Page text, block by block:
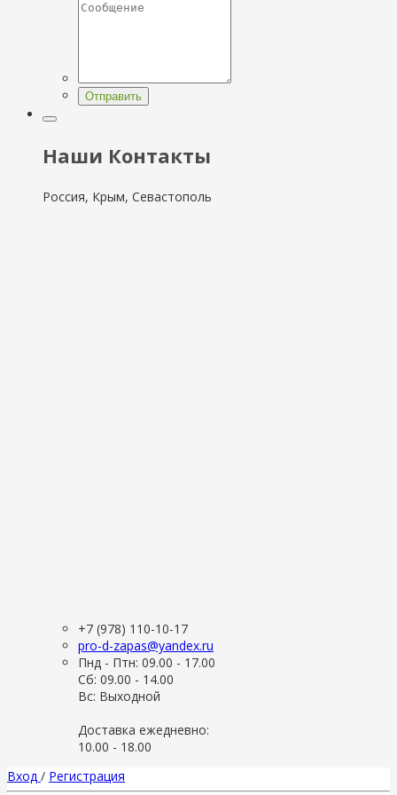
Отправить
Наши Контакты
Россия, Крым, Севастополь
+7 (978) 110-10-17
pro-d-zapas@yandex.ru
Пнд - Птн: 09.00 - 17.00
Сб: 09.00 - 14.00
Вс: Выходной
Доставка ежедневно:
10.00 - 18.00
Вход / Регистрация